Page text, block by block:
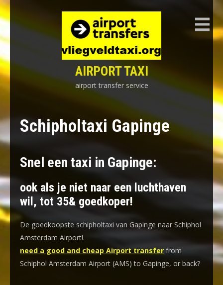
Skip
to
content
AIRPORT TAXI
airport transfer service
Schipholtaxi Gapinge
Snel een taxi in Gapinge:
ook als je niet naar een luchthaven
wil, tot 35& goedkoper!
De goedkoopste schipholtaxi van Gapinge naar Schiphol
Amsterdam Airport!.
need a good and cheap Airport transfer from
Schiphol Amsterdam Airport (AMS) to Gapinge, or back?